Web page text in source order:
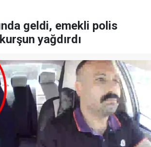
geldi, emekli polis
yağdırdı